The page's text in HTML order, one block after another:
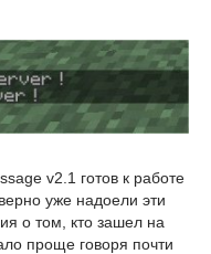
v2.1 готов к работе
уже надоели эти
о том, кто зашел на
проще говоря почти